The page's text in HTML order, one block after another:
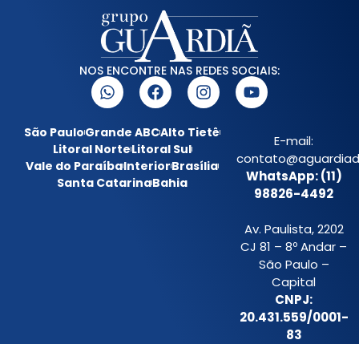
NOS ENCONTRE NAS REDES SOCIAIS:
São PauloGrande ABCAlto Tietê
Litoral NorteLitoral Sul
Vale do ParaíbaInteriorBrasília
Santa CatarinaBahia
E-mail:
WhatsApp: (11)
98826-4492
Av. Paulista, 2202
CJ 81 – 8º Andar –
São Paulo –
Capital
CNPJ:
20.431.559/0001-
83